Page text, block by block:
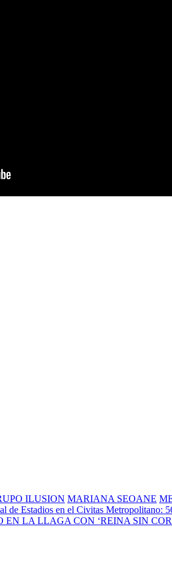
ILUSION MARIANA SEOANE
de Estadios en el Civitas Metropolitano:
EN LA LLAGA CON ‘REINA SIN